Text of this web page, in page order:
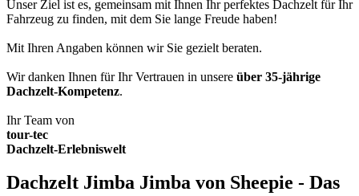
Unser Ziel ist es, gemeinsam mit Ihnen Ihr perfektes Dachzelt für Ihr
Fahrzeug zu finden, mit dem Sie lange Freude haben!
Mit Ihren Angaben können wir Sie gezielt beraten.
Wir danken Ihnen für Ihr Vertrauen in unsere über 35-jährige
Dachzelt-Kompetenz.
Ihr Team von
tour-tec
Dachzelt-Erlebniswelt
Dachzelt Jimba Jimba von Sheepie - Das